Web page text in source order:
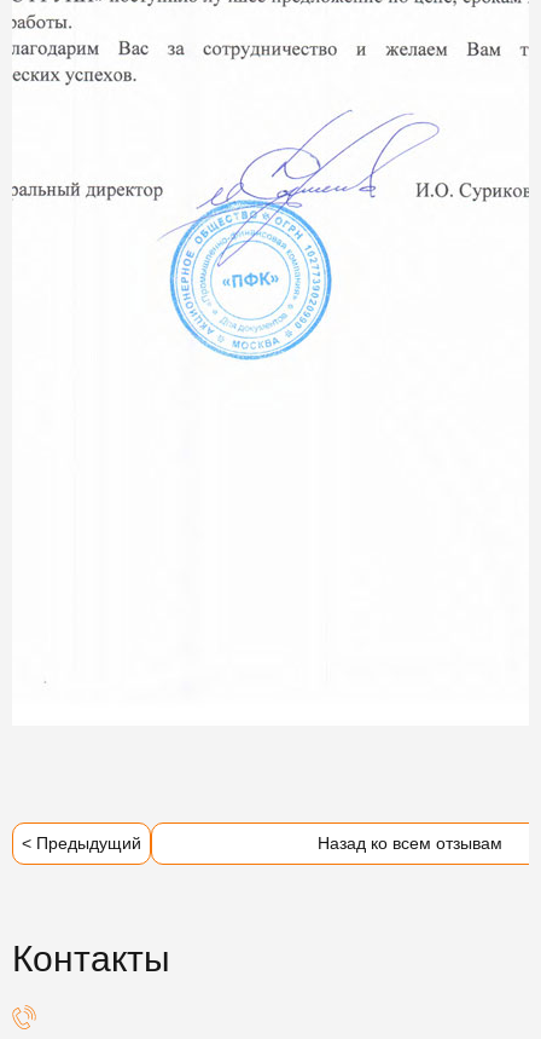
< Предыдущий Назад ко всем отзывам
Контакты